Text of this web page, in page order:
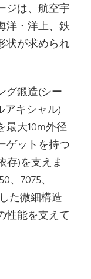
ジは、航空宇
洋・洋上、鉄
状が求められ
グ鍛造(シー
アキシャル)
最大10m外径
ゲットを持つ
存)を支えま
7075、
た微細構造
性能を支えて